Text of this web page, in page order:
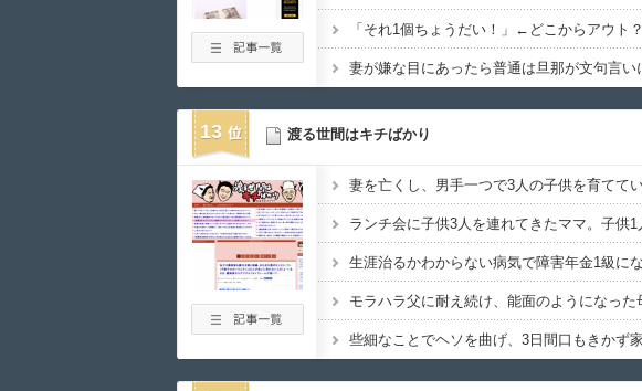
「それ1個ちょうだい！」←どこからアウト？
13 渡る世間はキチばかり